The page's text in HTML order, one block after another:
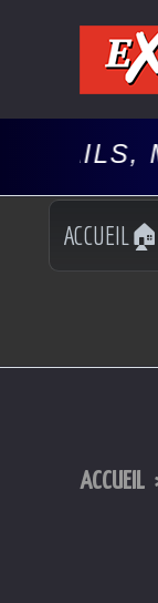
ACCUEIL🏠
ACCUEIL